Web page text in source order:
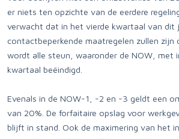
er niets ten opzichte van de eerdere
verwacht dat in het vierde kwartaal van dit
contactbeperkende maatregelen zullen zijn
wordt alle steun, waaronder de NOW, met
kwartaal beëindigd.
Evenals in de NOW-1, -2 en -3 geldt een
van 20%. De forfaitaire opslag voor
blijft in stand. Ook de maximering van het